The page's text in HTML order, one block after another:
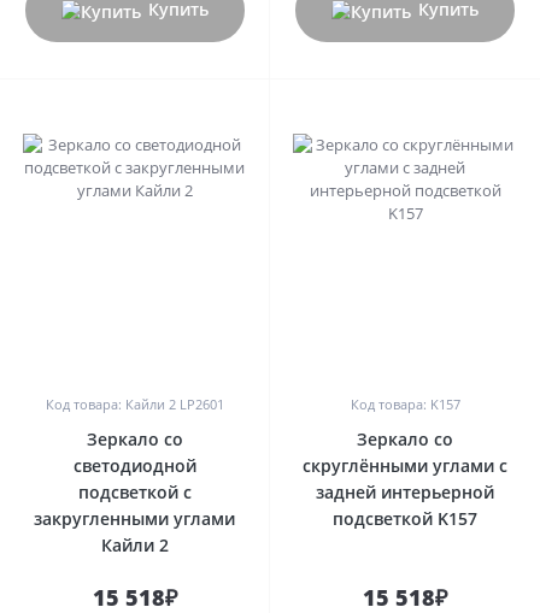
Купить Купить
Код товара: Кайли 2 LP2601
Зеркало со
светодиодной
подсветкой с
закругленными углами
Кайли 2
15 518₽
Код товара: K157
Зеркало со
скруглёнными углами с
задней интерьерной
подсветкой K157
15 518₽